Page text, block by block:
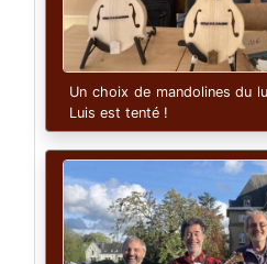
Un choix de mandolines du
Luis est tenté !